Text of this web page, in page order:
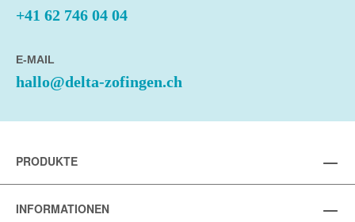
+41 62 746 04 04
E-MAIL
hallo@delta-zofingen.ch
PRODUKTE
INFORMATIONEN